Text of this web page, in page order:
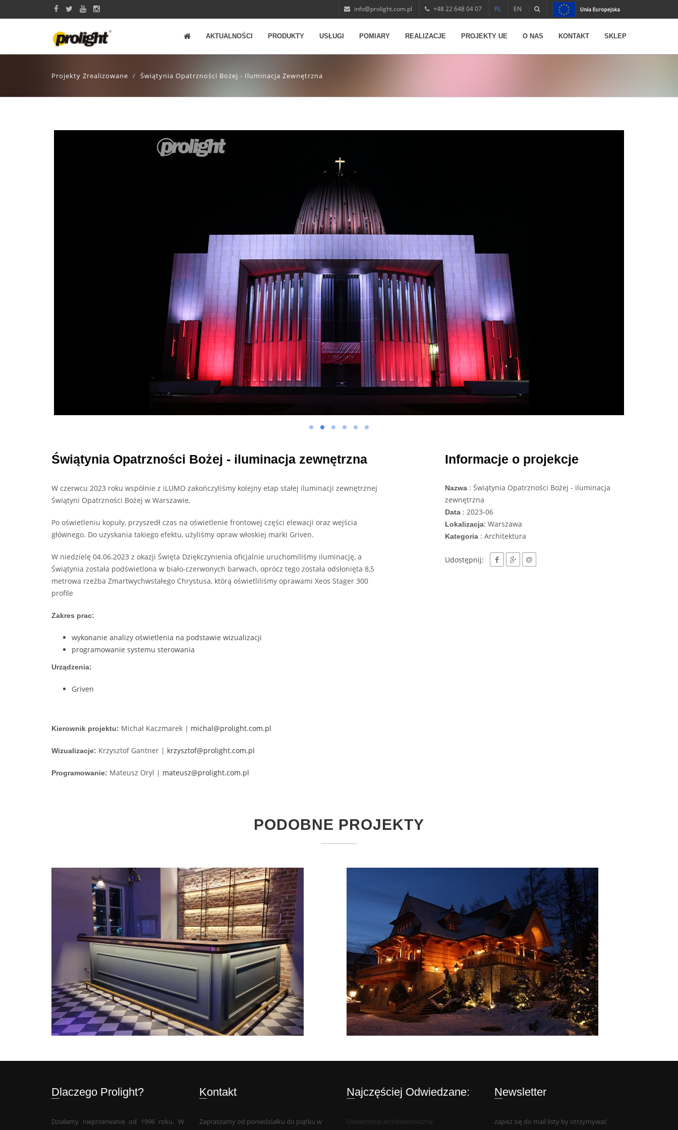
info@prolight.com.pl +48 22 648 04 07 PL EN
AKTUALNOŚCI PRODUKTY USŁUGI POMIARY REALIZACJE PROJEKTY UE O NAS KONTAKT SKLEP
Projekty Zrealizowane Świątynia Opatrzności Bożej - Iluminacja Zewnętrzna
Świątynia Opatrzności Bożej - iluminacja zewnętrzna
W czerwcu 2023 roku wspólnie z iLUMO zakończyliśmy kolejny etap stałej iluminacji zewnętrznej
Świątyni Opatrzności Bożej w Warszawie.
Po oświetleniu kopuły, przyszedł czas na oświetlenie frontowej części elewacji oraz wejścia
głównego. Do uzyskania takiego efektu, użyliśmy opraw włoskiej marki Griven.
W niedzielę 04.06.2023 z okazji Święta Dziękczynienia oficjalnie uruchomiliśmy iluminację, a
Świątynia została podświetlona w biało-czerwonych barwach, oprócz tego została odsłonięta 8,5
metrowa rzeźba Zmartwychwstałego Chrystusa, którą oświetliliśmy oprawami Xeos Stager 300
profile
Zakres prac:
wykonanie analizy oświetlenia na podstawie wizualizacji
programowanie systemu sterowania
Urządzenia:
Griven
Kierownik projektu: Michał Kaczmarek | michal@prolight.com.pl
Wizualizacje: Krzysztof Gantner | krzysztof@prolight.com.pl
Programowanie: Mateusz Oryl | mateusz@prolight.com.pl
Informacje o projekcje
Nazwa : Świątynia Opatrzności Bożej - iluminacja
zewnętrzna
Data : 2023-06
Lokalizacja: Warszawa
Kategoria : Architektura
Udostępnij:
PODOBNE PROJEKTY
Dlaczego Prolight?
Działamy nieprzerwanie od 1996 roku. W
Kontakt
Zapraszamy od poniedziałku do piątku w
Najczęściej Odwiedzane:
Oświetlenie architektoniczne
Newsletter
zapisz się do mail listy by otrzymywać